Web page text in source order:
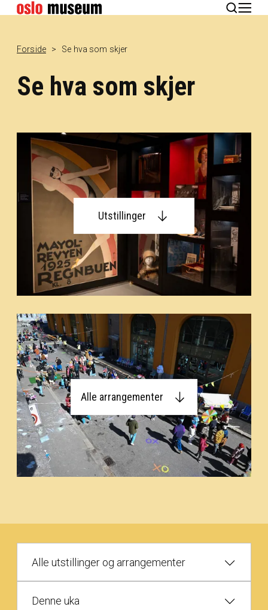
English
Forside Se hva som skjer
Se hva som skjer
Utstillinger
Alle arrangementer
Alle utstillinger og arrangementer
Denne uka